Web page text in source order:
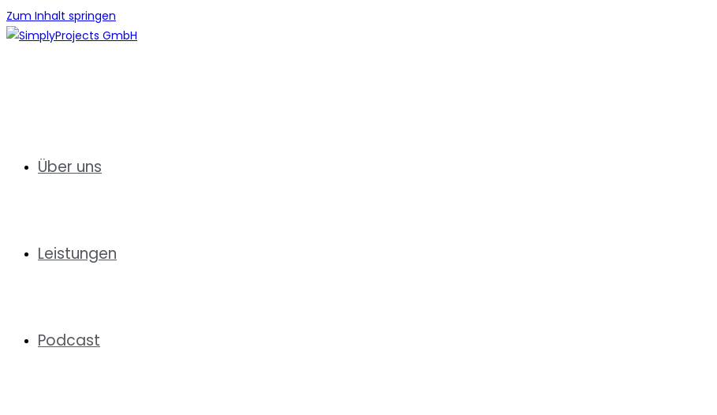
Zum Inhalt springen
Über uns
Leistungen
Podcast